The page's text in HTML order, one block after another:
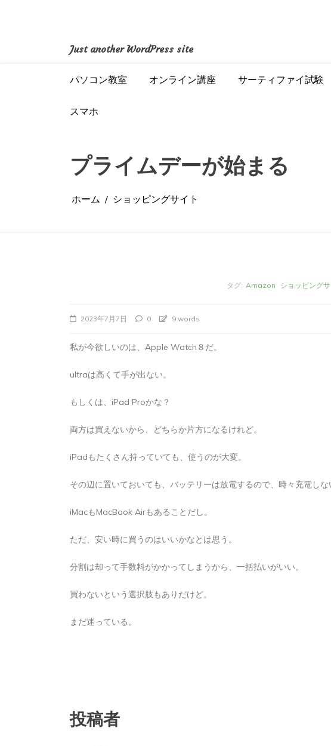
Just another WordPress site
パソコン教室 オンライン講座 サーティファイ試験
スマホ
プライムデーが始まる
ホーム ショッピングサイト
タグ: Amazon ショッピングサ
2023年7月7日 0 9 words
私が今欲しいのは、Apple Watch８だ。
ultraは高くて手が出ない。
もしくは、iPad Proかな？
両方は買えないから、どちらか片方になるけれど。
iPadもたくさん持っていても、使うのが大変。
その辺に置いておいても、バッテリーは放電するので、時々充電しな
iMacもMacBook Airもあることだし。
ただ、安い時に買うのはいいかなとは思う。
分割は却って手数料がかかってしまうから、一括払いがいい。
買わないという選択肢もありだけど。
まだ迷っている。
投稿者
グ:
Mac
NINTENDO Switch２
あつまれどうぶつの森
ゲーム ゲーム機
2026年8月5日 1 word